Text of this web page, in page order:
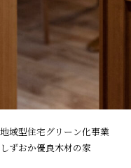
地域型住宅グリーン化事業
しずおか優良木材の家